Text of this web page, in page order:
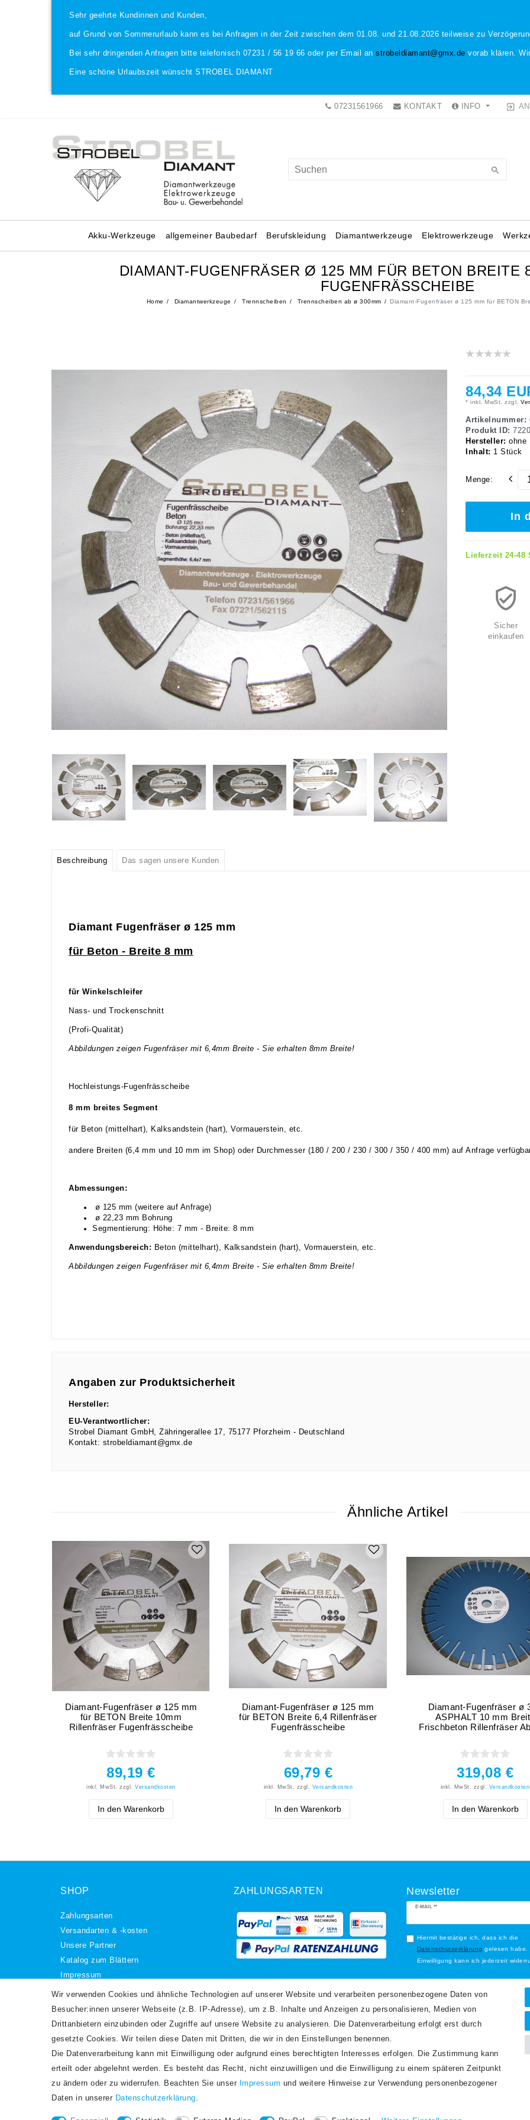
Sehr geehrte Kundinnen und Kunden,
auf Grund von Sommerurlaub kann es bei Anfragen in der Zeit zwischen dem 01.08. und 21.08.2026 teilweise zu
Bei sehr dringenden Anfragen bitte telefonisch 07231 / 56 19 66 oder per Email an strobeldiamant@gmx.de vorab klären.
Eine schöne Urlaubszeit wünscht STROBEL DIAMANT
07231561966 KONTAKT INFO
Akku-Werkzeuge allgemeiner Baubedarf Berufskleidung Diamantwerkzeuge Elektrowerkzeuge
DIAMANT-FUGENFRÄSER Ø 125 MM FÜR BETON BREITE
FUGENFRÄSSCHEIBE
Home Diamantwerkzeuge Trennscheiben Trennscheiben ab ø 300mm Diamant-Fugenfräser ø 125 mm für BETON
84,34
* inkl. MwSt. zzgl.
Artikelnummer:
Produkt ID: 7220
Hersteller: ohne
Inhalt: 1 Stück
Menge:
In
Lieferzeit 24-48
Sicher
einkaufen
Beschreibung Das sagen unsere Kunden
Diamant Fugenfräser ø 125 mm
für Beton - Breite 8 mm
für Winkelschleifer
Nass- und Trockenschnitt
(Profi-Qualität)
Abbildungen zeigen Fugenfräser mit 6,4mm Breite - Sie erhalten 8mm Breite!
Hochleistungs-Fugenfrässcheibe
8 mm breites Segment
für Beton (mittelhart), Kalksandstein (hart), Vormauerstein, etc.
andere Breiten (6,4 mm und 10 mm im Shop) oder Durchmesser (180 / 200 / 230 / 300 / 350 / 400 mm) auf Anfrage
Abmessungen:
ø 125 mm (weitere auf Anfrage)
ø 22,23 mm Bohrung
Segmentierung: Höhe: 7 mm - Breite: 8 mm
Anwendungsbereich: Beton (mittelhart), Kalksandstein (hart), Vormauerstein, etc.
Abbildungen zeigen Fugenfräser mit 6,4mm Breite - Sie erhalten 8mm Breite!
Angaben zur Produktsicherheit
Hersteller:
EU-Verantwortlicher:
Strobel Diamant GmbH
Zähringerallee 17 75177 Pforzheim
Deutschland
Kontakt: strobeldiamant@gmx.de
Ähnliche Artikel
Diamant-Fugenfräser ø 125 mm
für BETON Breite 10mm
Rillenfräser Fugenfrässcheibe
89,19 €
inkl. MwSt. zzgl.Versandkosten
In den Warenkorb
Diamant-Fugenfräser ø 125 mm
für BETON Breite 6,4 Rillenfräser
Fugenfrässcheibe
69,79 €
inkl. MwSt. zzgl. Versandkosten
In den Warenkorb
Diamant-Fugenfräser ø
ASPHALT 10 mm
Frischbeton Rillenfräser
319,08 €
inkl. MwSt. zzgl. Versandkosten
In den Warenkorb
SHOP
Zahlungsarten
Versandarten & -kosten
Unsere Partner
Katalog zum Blättern
Impressum
Daten­schutz­erklärung
AGB
Barrierefreiheitserklärung
Widerrufs­recht
Kontakt
Vertrag widerrufen
ZAHLUNGSARTEN
VERSANDARTEN
Newsletter
E-MAIL **
Newsletter
Honig
Hiermit bestätige ich, dass ich die
Daten­schutz­erklärung gelesen habe.
Einwilligung kann ich jederzeit
** Hierbei handelt es sich um ein
Wir verwenden Cookies und ähnliche Technologien auf unserer Website und verarbeiten personenbezogene Daten von
Besucher:innen unserer Webseite (z.B. IP-Adresse), um z.B. Inhalte und Anzeigen zu personalisieren, Medien von
Drittanbietern einzubinden oder Zugriffe auf unsere Website zu analysieren. Die Datenverarbeitung erfolgt erst durch
gesetzte Cookies. Wir teilen diese Daten mit Dritten, die wir in den Einstellungen benennen.
Die Datenverarbeitung kann mit Einwilligung oder aufgrund eines berechtigten Interesses erfolgen. Die Zustimmung kann
erteilt oder abgelehnt werden. Es besteht das Recht, nicht einzuwilligen und die Einwilligung zu einem späteren Zeitpunkt
zu ändern oder zu widerrufen. Beachten Sie unser
Impressum und weitere Hinweise zur Verwendung personenbezogener
Daten in unserer Daten­schutz­erklärung.